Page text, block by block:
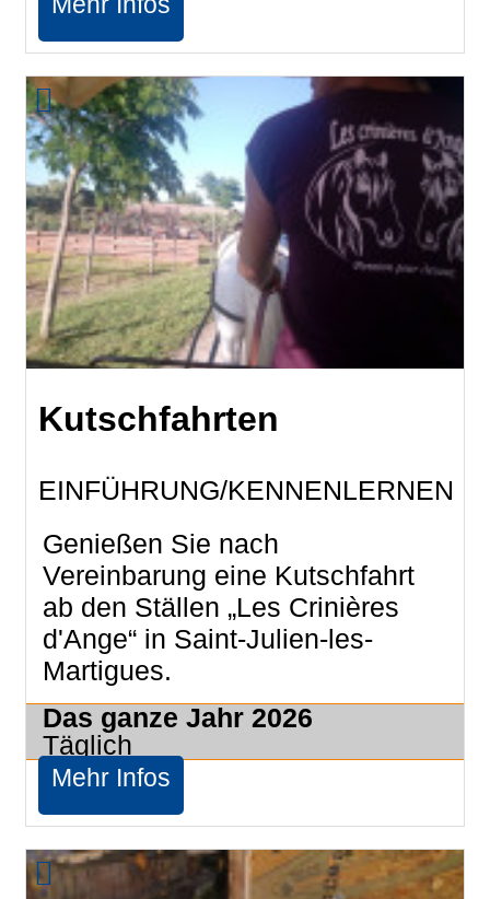
Kutschfahrten
EINFÜHRUNG/KENNENLERNEN
Genießen Sie nach
Vereinbarung eine Kutschfahrt
ab den Ställen „Les Crinières
d'Ange“ in Saint-Julien-les-
Martigues.
Das ganze Jahr 2026
Täglich
Mehr Infos